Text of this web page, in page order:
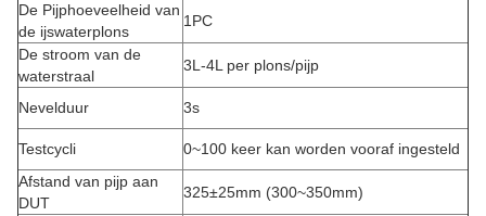
De Pijphoeveelheid van
de ijswaterplons
1PC
De stroom van de
waterstraal
3L-4L per plons/pijp
Nevelduur 3s
Testcycli
0~100 keer kan worden vooraf ingesteld
Afstand van pijp aan
DUT
325±25mm (300~350mm)